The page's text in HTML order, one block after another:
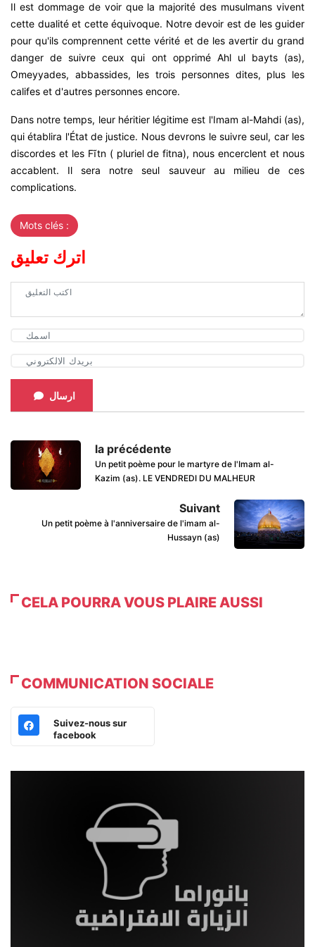
Il est dommage de voir que la majorité des musulmans vivent
cette dualité et cette équivoque. Notre devoir est de les guider
pour qu'ils comprennent cette vérité et de les avertir du grand
danger de suivre ceux qui ont opprimé Ahl ul bayts (as),
Omeyyades, abbassides, les trois personnes dites, plus les
califes et d'autres personnes encore.
Dans notre temps, leur héritier légitime est l'Imam al-Mahdi (as),
qui établira l'État de justice. Nous devrons le suivre seul, car les
discordes et les Fĩtn ( pluriel de fitna), nous encerclent et nous
accablent. Il sera notre seul sauveur au milieu de ces
complications.
Mots clés :
اترك تعليق
ارسال
la précédente
Un petit poème pour le martyre de l'Imam al-
Kazim (as). LE VENDREDI DU MALHEUR
Suivant
Un petit poème à l'anniversaire de l'imam al-
Hussayn (as)
CELA POURRA VOUS PLAIRE AUSSI
COMMUNICATION SOCIALE
Suivez-nous sur
facebook